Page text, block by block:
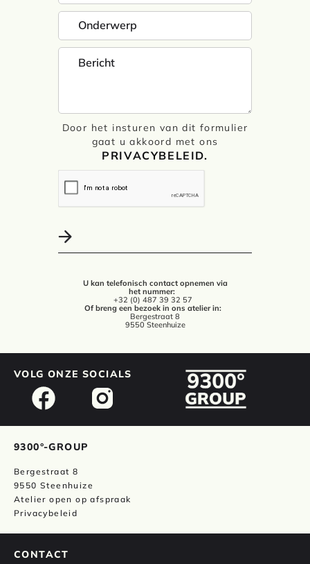
Door het insturen van dit formulier
gaat u akkoord met ons
PRIVACYBELEID.
U kan telefonisch contact opnemen via
het nummer:
+32 (0) 487 39 32 57
Of breng een bezoek in ons atelier in:
Bergestraat 8
9550 Steenhuize
VOLG ONZE SOCIALS
9300°-GROUP
Bergestraat 8
9550 Steenhuize
Atelier open op afspraak
Privacybeleid
CONTACT